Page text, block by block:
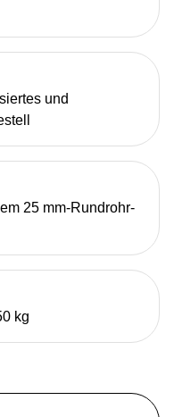
und
25 mm-Rundrohr-
kg